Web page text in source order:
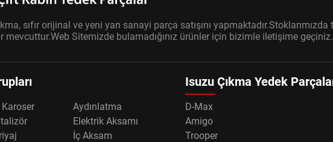
sıfır orijinal ve yeni yan sanayi parça satışını
Sitemizde bulamadığınız ürünler için bizimle iletişime geçiniz.
Aydınlatma
Elektrik Aksamı
İç Aksam
Isuzu Çıkma Yedek
D-Max
Amigo
Trooper